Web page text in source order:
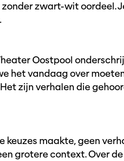
zwart-wit oordeel.
Oostpool
het vandaag over
zijn verhalen die
keuzes maakte, geen
grotere context. Over